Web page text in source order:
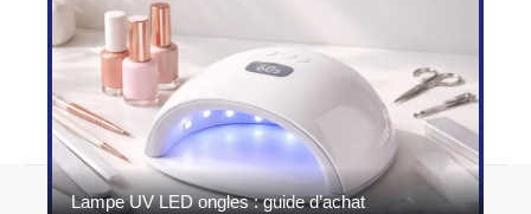
Lampe UV LED ongles : guide d’achat
Contact Mentions légales Sitemap